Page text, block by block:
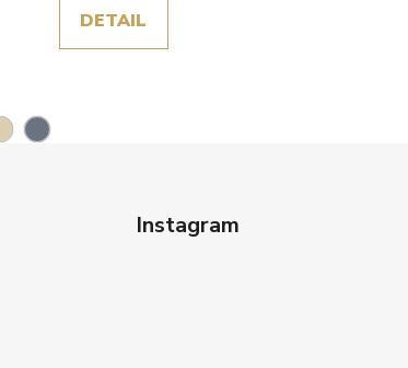
DETAIL
Instagram